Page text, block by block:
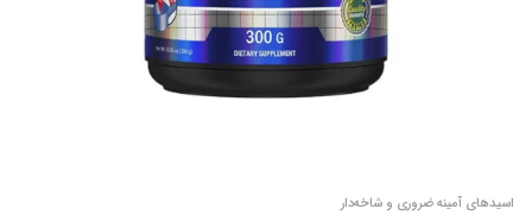
اسیدهای آمینه ضروری و شاخه‌دار